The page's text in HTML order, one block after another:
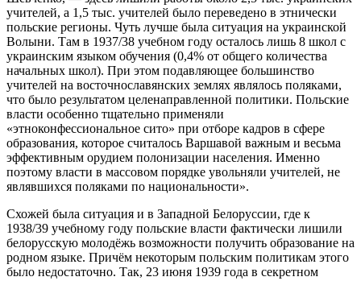
учителей, а 1,5 тыс. учителей было переведено в этнически
польские регионы. Чуть лучше была ситуация на украинской
Волыни. Там в 1937/38 учебном году осталось лишь 8 школ с
украинским языком обучения (0,4% от общего количества
начальных школ). При этом подавляющее большинство
учителей на восточнославянских землях являлось поляками,
что было результатом целенаправленной политики. Польские
власти особенно тщательно применяли
«этноконфессиональное сито» при отборе кадров в сфере
образования, которое считалось Варшавой важным и весьма
эффективным орудием полонизации населения. Именно
поэтому власти в массовом порядке увольняли учителей, не
являвшихся поляками по национальности».
Схожей была ситуация и в Западной Белоруссии, где к
1938/39 учебному году польские власти фактически лишили
белорусскую молодёжь возможности получить образование на
родном языке. Причём некоторым польским политикам этого
было недостаточно. Так, 23 июня 1939 года в секретном